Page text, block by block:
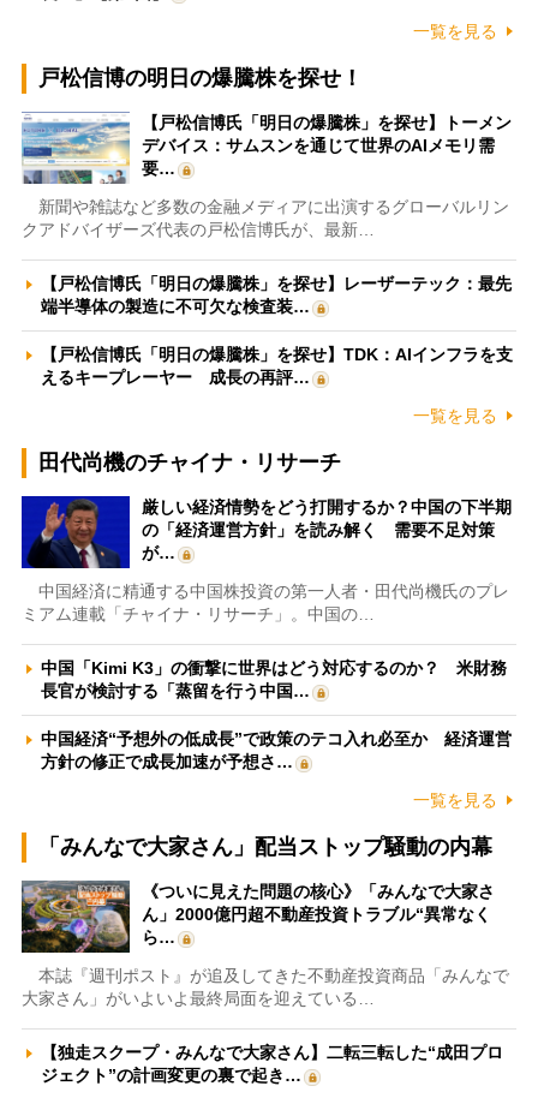
一覧を見る
戸松信博の明日の爆騰株を探せ！
【戸松信博氏「明日の爆騰株」を探せ】トーメン
デバイス：サムスンを通じて世界のAIメモリ需
要…
新聞や雑誌など多数の金融メディアに出演するグローバルリン
クアドバイザーズ代表の戸松信博氏が、最新…
【戸松信博氏「明日の爆騰株」を探せ】レーザーテック：最先
端半導体の製造に不可欠な検査装…
【戸松信博氏「明日の爆騰株」を探せ】TDK：AIインフラを支
えるキープレーヤー 成長の再評…
一覧を見る
田代尚機のチャイナ・リサーチ
厳しい経済情勢をどう打開するか？中国の下半期
の「経済運営方針」を読み解く 需要不足対策
が…
中国経済に精通する中国株投資の第一人者・田代尚機氏のプレ
ミアム連載「チャイナ・リサーチ」。中国の…
中国「Kimi K3」の衝撃に世界はどう対応するのか？ 米財務
長官が検討する「蒸留を行う中国…
中国経済“予想外の低成長”で政策のテコ入れ必至か 経済運営
方針の修正で成長加速が予想さ…
一覧を見る
「みんなで大家さん」配当ストップ騒動の内幕
《ついに見えた問題の核心》「みんなで大家さ
ん」2000億円超不動産投資トラブル“異常なく
ら…
本誌『週刊ポスト』が追及してきた不動産投資商品「みんなで
大家さん」がいよいよ最終局面を迎えている…
【独走スクープ・みんなで大家さん】二転三転した“成田プロ
ジェクト”の計画変更の裏で起き…